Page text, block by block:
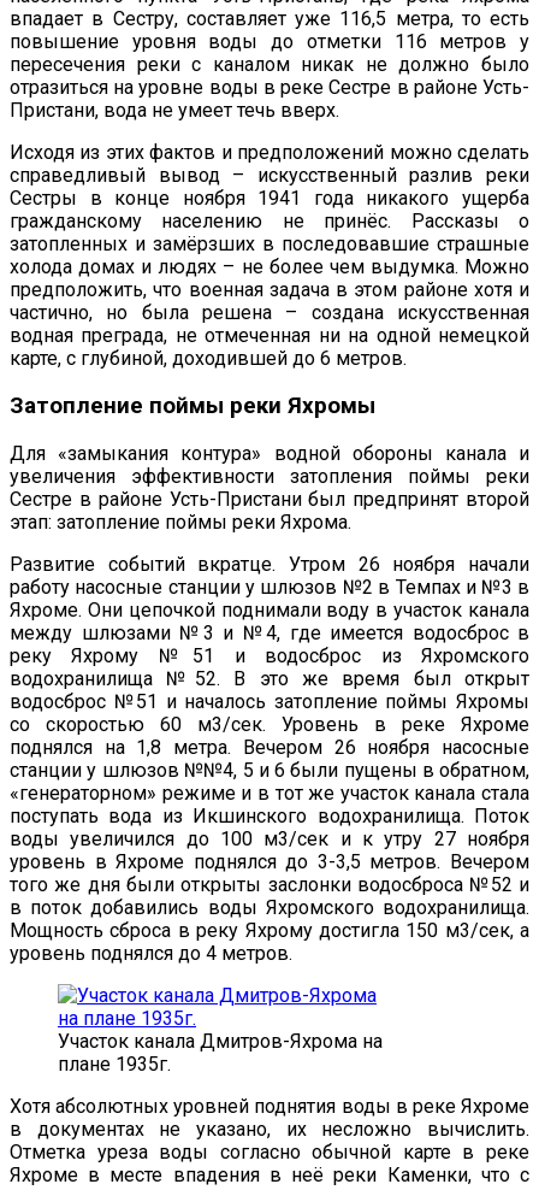
впадает в Сестру, составляет уже 116,5 метра, то есть
повышение уровня воды до отметки 116 метров у
пересечения реки с каналом никак не должно было
отразиться на уровне воды в реке Сестре в районе Усть-
Пристани, вода не умеет течь вверх.
Исходя из этих фактов и предположений можно сделать
справедливый вывод – искусственный разлив реки
Сестры в конце ноября 1941 года никакого ущерба
гражданскому населению не принёс. Рассказы о
затопленных и замёрзших в последовавшие страшные
холода домах и людях – не более чем выдумка. Можно
предположить, что военная задача в этом районе хотя и
частично, но была решена – создана искусственная
водная преграда, не отмеченная ни на одной немецкой
карте, с глубиной, доходившей до 6 метров.
Затопление поймы реки Яхромы
Для «замыкания контура» водной обороны канала и
увеличения эффективности затопления поймы реки
Сестре в районе Усть-Пристани был предпринят второй
этап: затопление поймы реки Яхрома.
Развитие событий вкратце. Утром 26 ноября начали
работу насосные станции у шлюзов №2 в Темпах и №3 в
Яхроме. Они цепочкой поднимали воду в участок канала
между шлюзами №3 и №4, где имеется водосброс в
реку Яхрому №51 и водосброс из Яхромского
водохранилища №52. В это же время был открыт
водосброс №51 и началось затопление поймы Яхромы
со скоростью 60 м3/сек. Уровень в реке Яхроме
поднялся на 1,8 метра. Вечером 26 ноября насосные
станции у шлюзов №№4, 5 и 6 были пущены в обратном,
«генераторном» режиме и в тот же участок канала стала
поступать вода из Икшинского водохранилища. Поток
воды увеличился до 100 м3/сек и к утру 27 ноября
уровень в Яхроме поднялся до 3-3,5 метров. Вечером
того же дня были открыты заслонки водосброса №52 и
в поток добавились воды Яхромского водохранилища.
Мощность сброса в реку Яхрому достигла 150 м3/сек, а
уровень поднялся до 4 метров.
Участок канала Дмитров-Яхрома на
плане 1935г.
Хотя абсолютных уровней поднятия воды в реке Яхроме
в документах не указано, их несложно вычислить.
Отметка уреза воды согласно обычной карте в реке
Яхроме в месте впадения в неё реки Каменки, что с